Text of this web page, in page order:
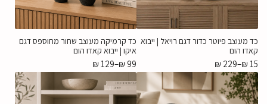
כד מעוצב פיוטר כדור דגם רויאל | ייבוא
קאדו הום
₪15
–
₪ 229
כד קרמיקה מעוצב שחור מחוספס דגם
איקו | ייבוא קאדו הום
₪99
–
₪129